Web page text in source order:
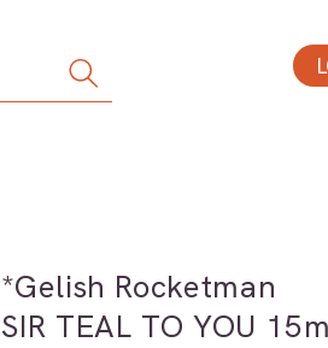
*Gelish Rocketman
SIR TEAL TO YOU